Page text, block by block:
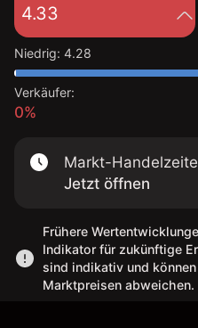
4.33
Niedrig: 4.28
Verkäufer:
0%
Markt-
Jetzt öffnen
Frühere
Indikator für zukünftige
sind indikativ und
Marktpreisen abweichen.